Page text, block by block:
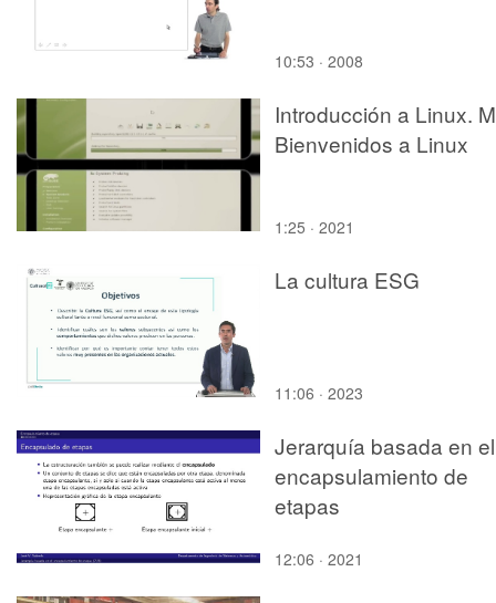
10:53 · 2008
Introducción a Linux.
Bienvenidos a Linux
1:25 · 2021
La cultura ESG
11:06 · 2023
Jerarquía basada en el
encapsulamiento de
etapas
12:06 · 2021